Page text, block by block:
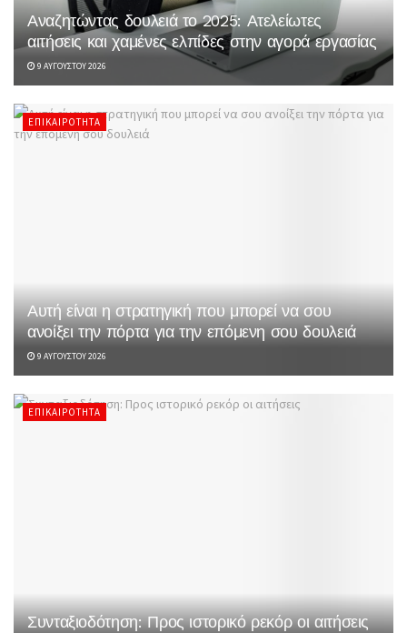
Αναζητώντας δουλειά το 2025: Ατελείωτες
αιτήσεις και χαμένες ελπίδες στην αγορά εργασίας
9 ΑΥΓΟΎΣΤΟΥ 2026
ΕΠΙΚΑΙΡΌΤΗΤΑ
Αυτή είναι η στρατηγική που μπορεί να σου
ανοίξει την πόρτα για την επόμενη σου δουλειά
9 ΑΥΓΟΎΣΤΟΥ 2026
ΕΠΙΚΑΙΡΌΤΗΤΑ
Συνταξιοδότηση: Προς ιστορικό ρεκόρ οι αιτήσεις